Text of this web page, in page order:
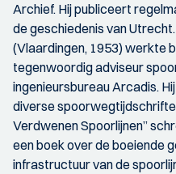
Archief. Hij publiceert
de geschiedenis van
(Vlaardingen, 1953) werkte
tegenwoordig adviseur
ingenieursbureau Arcadis.
diverse
Verdwenen Spoorlijnen”
een boek over de boeiende
infrastructuur van de